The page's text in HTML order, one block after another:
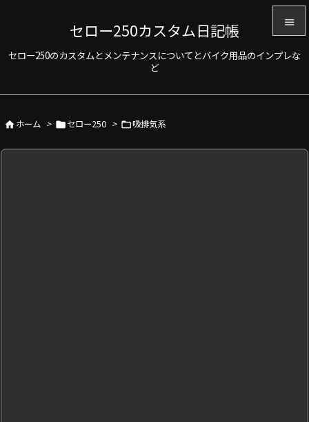
セロー250カスタム日記帳
セロー250のカスタムとメンテナンスについてとバイク用品のインプレな
ど


ホーム > セロー250 > 吸排気系